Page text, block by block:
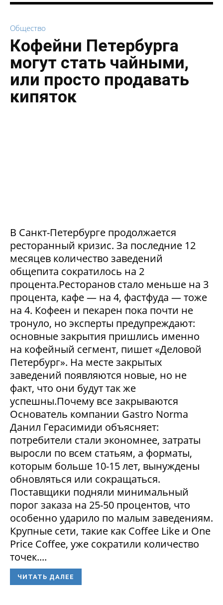
Общество
Кофейни Петербурга
могут стать чайными,
или просто продавать
кипяток
В Санкт-Петербурге продолжается
ресторанный кризис. За последние 12
месяцев количество заведений
общепита сократилось на 2
процента.Ресторанов стало меньше на 3
процента, кафе — на 4, фастфуда — тоже
на 4. Кофеен и пекарен пока почти не
тронуло, но эксперты предупреждают:
основные закрытия пришлись именно
на кофейный сегмент, пишет «Деловой
Петербург». На месте закрытых
заведений появляются новые, но не
факт, что они будут так же
успешны.Почему все закрываются
Основатель компании Gastro Norma
Данил Герасимиди объясняет:
потребители стали экономнее, затраты
выросли по всем статьям, а форматы,
которым больше 10-15 лет, вынуждены
обновляться или сокращаться.
Поставщики подняли минимальный
порог заказа на 25-50 процентов, что
особенно ударило по малым заведениям.
Крупные сети, такие как Coffee Like и One
Price Coffee, уже сократили количество
точек....
ЧИТАТЬ ДАЛЕЕ